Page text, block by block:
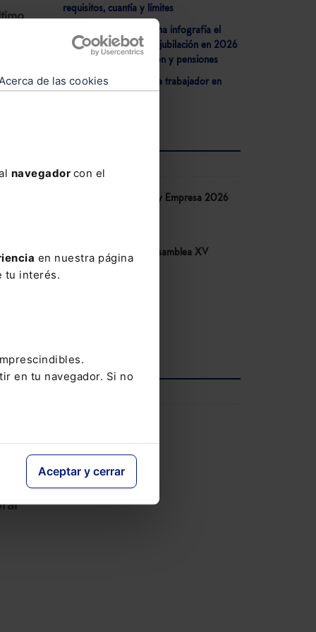
de las cookies
navegador con el
en nuestra página
tu interés.
en tu navegador. Si no
Aceptar y cerrar
”
un
requisitos, cuantía y límites
- Lefebvre detalla en una infografía el
marco normativo de la jubilación en 2026
sobre edades, cotización y pensiones
- ¿Es válido despido de trabajador en
Congreso IA Derecho y Empresa 2026
Congreso COSITAL. Asamblea XV